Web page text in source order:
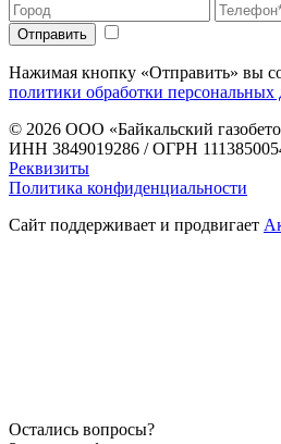
Нажимая кнопку «Отправить» вы
политики обработки
© 2026 ООО «Байкальский
ИНН 3849019286 / ОГРН
Реквизиты
Политика конфиденциальности
Сайт поддерживает и продвигает
Остались вопросы?